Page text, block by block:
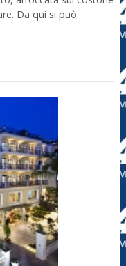
Da qui si può